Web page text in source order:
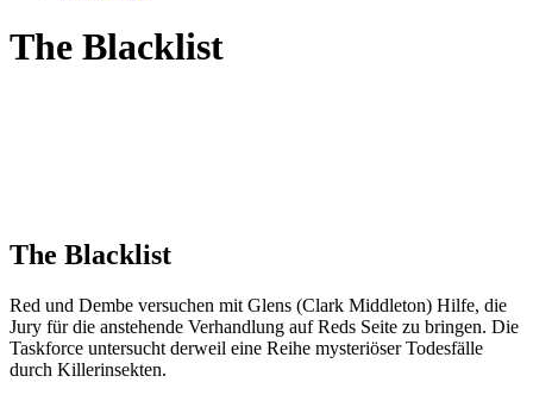
The Blacklist
The Blacklist
Red und Dembe versuchen mit Glens (Clark Middleton) Hilfe, die
Jury für die anstehende Verhandlung auf Reds Seite zu bringen. Die
Taskforce untersucht derweil eine Reihe mysteriöser Todesfälle
durch Killerinsekten.